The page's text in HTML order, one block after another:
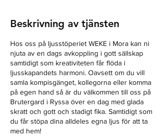
Beskrivning av tjänsten
Hos oss på ljusstöperiet WEKE i Mora kan ni
njuta av en dags avkoppling i gott sällskap
samtidigt som kreativiteten får flöda i
ljusskapandets harmoni. Oavsett om du vill
samla kompisgänget, kollegorna eller komma
på egen hand så är du välkommen till oss på
Brutergard i Ryssa över en dag med glada
skratt och gott och stadigt fika. Samtidigt som
du får stöpa dina alldeles egna ljus för att ta
med hem!